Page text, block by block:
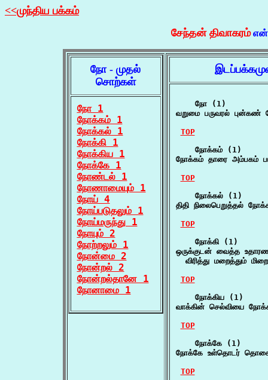
<<முந்திய பக்கம்
சேந்தன் திவாகரம்
நோ - முதல்
சொற்கள்
நோ 1
நோக்கம் 1
நோக்கல் 1
நோக்கி 1
நோக்கிய 1
நோக்கே 1
நோண்டல் 1
நோணாமையும் 1
நோய் 4
நோய்படுதலும் 1
நோய்மருந்து 1
நோயும் 2
நோற்றலும் 1
நோன்மை 2
நோன்றல் 2
நோன்றல்தானே 1
நோனாமை 1
    நோ (1)
வறுமை பருவரல்
TOP
    நோக்கம் (1)
நோக்கம் தாரை அம்பகம்
TOP
    நோக்கல் (1)
திதி நிலைபெறுத்தல்
TOP
    நோக்கி (1)
ஒருக்குடன் வைத்த
விரித்து மறைத்தும்
TOP
    நோக்கிய (1)
வாக்கின் செல்வியை
TOP
    நோக்கே (1)
நோக்கே உள்தொடர்
TOP